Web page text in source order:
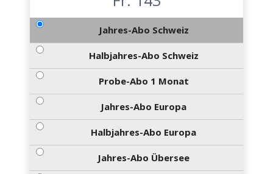
Jahres-Abo Schweiz
Halbjahres-Abo Schweiz
Probe-Abo 1 Monat
Jahres-Abo Europa
Halbjahres-Abo Europa
Jahres-Abo Übersee